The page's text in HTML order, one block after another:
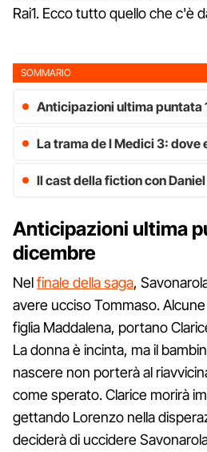
Rai1. Ecco tutto quello che c'è
SOMMARIO
Anticipazioni ultima puntata
La trama de I Medici 3: dove
Il cast della fiction con
Anticipazioni ultima
dicembre
Nelfinale della saga,
avere ucciso Tommaso.
figlia Maddalena, portano
La donna è incinta, ma il
nascere non porterà al
come sperato. Clarice morirà
gettando Lorenzo nella
deciderà di uccidere